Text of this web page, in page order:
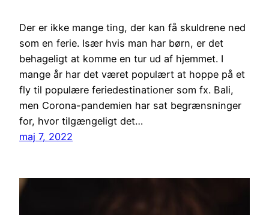
Der er ikke mange ting, der kan få skuldrene ned
som en ferie. Især hvis man har børn, er det
behageligt at komme en tur ud af hjemmet. I
mange år har det været populært at hoppe på et
fly til populære feriedestinationer som fx. Bali,
men Corona-pandemien har sat begrænsninger
for, hvor tilgængeligt det…
maj 7, 2022